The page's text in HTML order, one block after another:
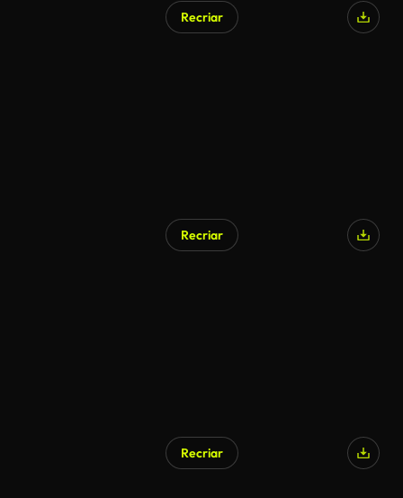
Recriar
Recriar
Recriar